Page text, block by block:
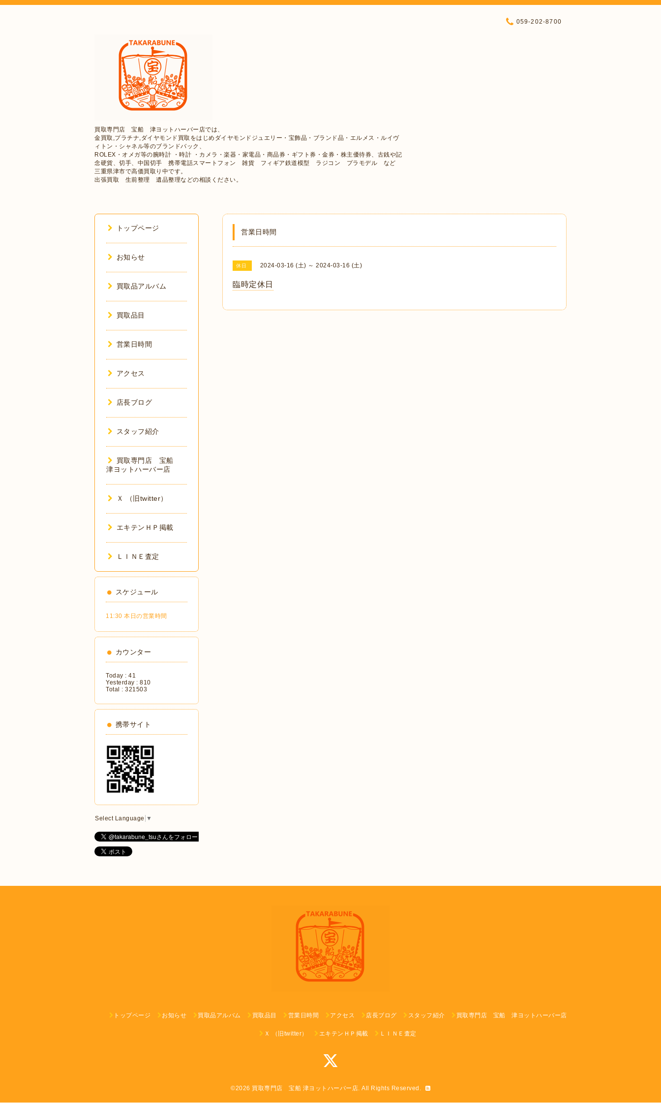
買取専門店 宝船 津ヨットハーバー店では、
金買取,プラチナ,ダイヤモンド買取をはじめダイヤモンドジュエリー・宝飾品・ブランド品・エルメス・ルイヴ
ィトン・シャネル等のブランドバック、
ROLEX・オメガ等の腕時計 ・時計 ・カメラ・楽器・家電品・商品券・ギフト券・金券・株主優待券、古銭や記
念硬貨、切手、中国切手 携帯電話スマートフォン 雑貨 フィギア鉄道模型 ラジコン プラモデル など
三重県津市で高価買取り中です。
出張買取 生前整理 遺品整理などの相談ください。
059-202-8700
営業日時間
休日 2024-03-16 (土) ～ 2024-03-16 (土)
臨時定休日
トップページ
お知らせ
買取品アルバム
買取品目
営業日時間
アクセス
店長ブログ
スタッフ紹介
買取専門店 宝船
津ヨットハーバー店
Ｘ （旧twitter）
エキテンＨＰ掲載
ＬＩＮＥ査定
スケジュール
11:30 本日の営業時間
カウンター
Today : 41
Yesterday : 810
Total : 321503
携帯サイト
Select Language ▼
トップページ お知らせ 買取品アルバム 買取品目 営業日時間 アクセス 店長ブログ スタッフ紹介 買取専門店 宝船 津ヨットハーバー店
Ｘ （旧twitter） エキテンＨＰ掲載 ＬＩＮＥ査定
©2026 買取専門店 宝船 津ヨットハーバー店. All Rights Reserved.